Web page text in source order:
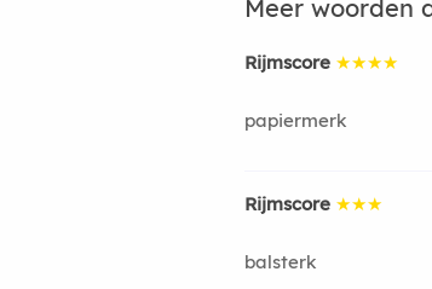
Meer woorden
Rijmscore ★★★★
papiermerk
Rijmscore ★★★
balsterk